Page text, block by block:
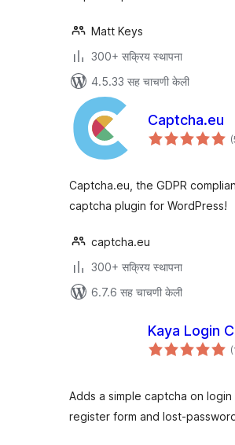
Matt Keys
300+ सक्रिय स्थापना
4.5.33 सह चाचणी केली
Captcha.eu
Captcha.eu, the GDPR
captcha plugin for WordPress!
captcha.eu
300+ सक्रिय स्थापना
6.7.6 सह चाचणी केली
Kaya Login
Adds a simple captcha on login
register form and lost-